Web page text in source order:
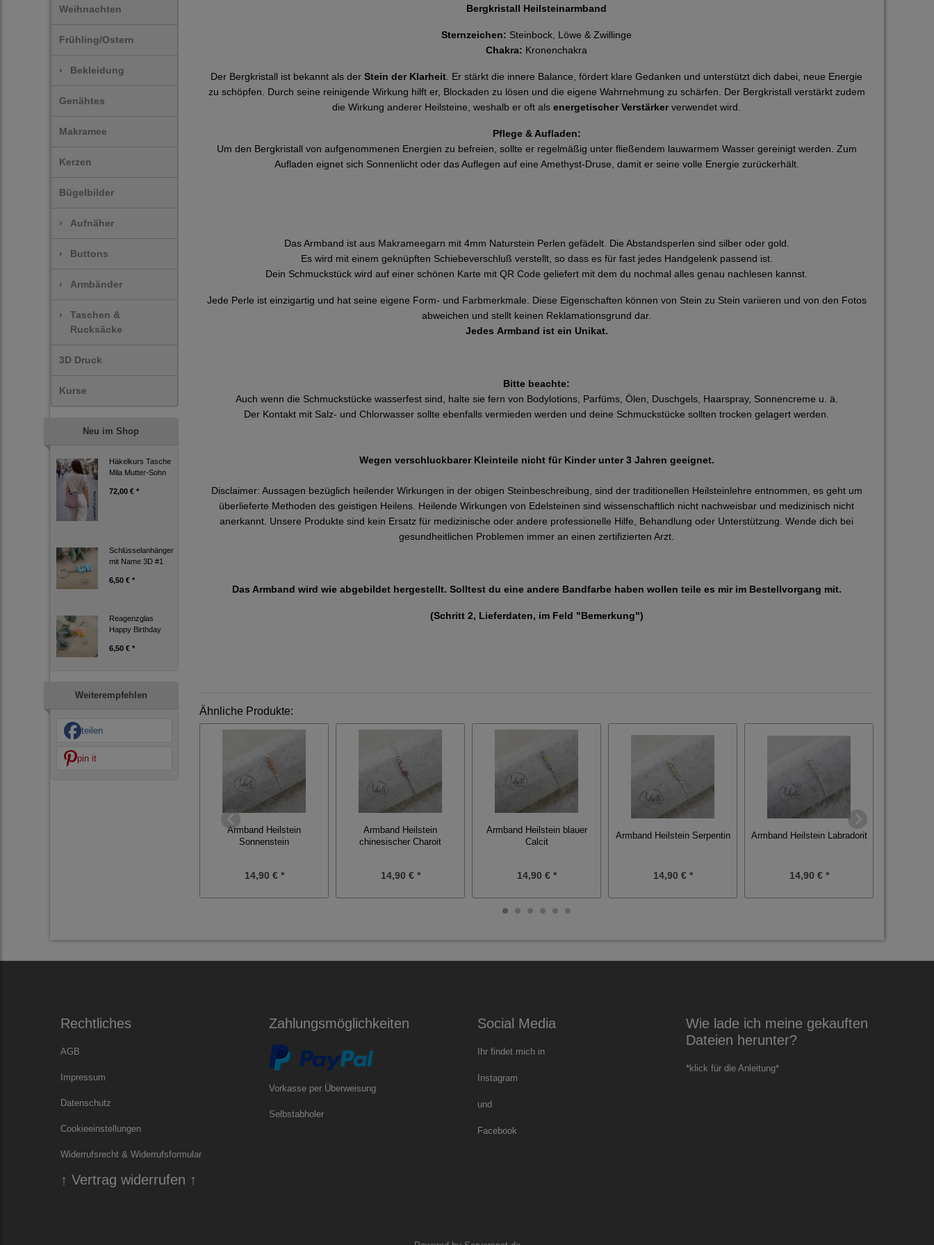
Weihnachten
Frühling/Ostern
› Bekleidung
Genähtes
Makramee
Kerzen
Bügelbilder
› Aufnäher
› Buttons
› Armbänder
›
Taschen &
Rucksäcke
3D Druck
Kurse
Neu im Shop
Häkelkurs Tasche
Mila Mutter-Sohn
72,00 € *
Schlüsselanhänger
mit Name 3D #1
6,50 € *
Reagenzglas
Happy Birthday
6,50 € *
Weiterempfehlen
teilen
pin it
Bergkristall Heilsteinarmband
Sternzeichen: Steinbock, Löwe & Zwillinge
Chakra: Kronenchakra
Der Bergkristall ist bekannt als der Stein der Klarheit . Er stärkt die innere Balance, fördert klare Gedanken und unterstützt dich dabei, neue Energie
zu schöpfen. Durch seine reinigende Wirkung hilft er, Blockaden zu lösen und die eigene Wahrnehmung zu schärfen. Der Bergkristall verstärkt zudem
die Wirkung anderer Heilsteine, weshalb er oft als energetischer Verstärkerverwendet wird.
Pflege & Aufladen:
Um den Bergkristall von aufgenommenen Energien zu befreien, sollte er regelmäßig unter fließendem lauwarmem Wasser gereinigt werden. Zum
Aufladen eignet sich Sonnenlicht oder das Auflegen auf eine Amethyst-Druse, damit er seine volle Energie zurückerhält.
Das Armband ist aus Makrameegarn mit 4mm Naturstein Perlen gefädelt. Die Abstandsperlen sind silber oder gold.
Es wird mit einem geknüpften Schiebeverschluß verstellt, so dass es für fast jedes Handgelenk passend ist.
Dein Schmuckstück wird auf einer schönen Karte mit QR Code geliefert mit dem du nochmal alles genau nachlesen kannst.
Jede Perle ist einzigartig und hat seine eigene Form- und Farbmerkmale. Diese Eigenschaften können von Stein zu Stein variieren und von den Fotos
abweichen und stellt keinen Reklamationsgrund dar.
Jedes Armband ist ein Unikat.
Bitte beachte:
Auch wenn die Schmuckstücke wasserfest sind, halte sie fern von Bodylotions, Parfüms, Ölen, Duschgels, Haarspray, Sonnencreme u. ä.
Der Kontakt mit Salz- und Chlorwasser sollte ebenfalls vermieden werden und deine Schmuckstücke sollten trocken gelagert werden.
Wegen verschluckbarer Kleinteile nicht für Kinder unter 3 Jahren geeignet.
Disclaimer: Aussagen bezüglich heilender Wirkungen in der obigen Steinbeschreibung, sind der traditionellen Heilsteinlehre entnommen, es geht um
überlieferte Methoden des geistigen Heilens. Heilende Wirkungen von Edelsteinen sind wissenschaftlich nicht nachweisbar und medizinisch nicht
anerkannt. Unsere Produkte sind kein Ersatz für medizinische oder andere professionelle Hilfe, Behandlung oder Unterstützung. Wende dich bei
gesundheitlichen Problemen immer an einen zertifizierten Arzt.
Das Armband wird wie abgebildet hergestellt. Solltest du eine andere Bandfarbe haben wollen teile es mir im Bestellvorgang mit.
(Schritt 2, Lieferdaten, im Feld "Bemerkung")
Ähnliche Produkte:
Armband Heilstein
Sonnenstein
14,90 € *
Armband Heilstein
chinesischer Charoit
14,90 € *
Armband Heilstein blauer
Calcit
14,90 € *
Armband Heilstein Serpentin
14,90 € *
Armband Heilstein Labradorit
14,90 € *
Rechtliches
AGB
Impressum
Datenschutz
Cookieeinstellungen
Widerrufsrecht & Widerrufsformular
↑ Vertrag widerrufen ↑
Zahlungsmöglichkeiten
Vorkasse per Überweisung
Selbstabholer
Social Media
Ihr findet mich in
Instagram
und
Facebook
Wie lade ich meine gekauften
Dateien herunter?
*klick für die Anleitung*